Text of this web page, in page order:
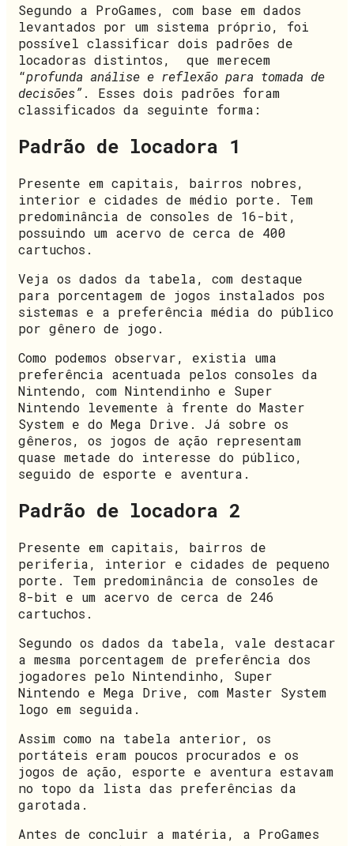
Segundo a ProGames, com base em dados
levantados por um sistema próprio, foi
possível classificar dois padrões de
locadoras distintos, que merecem
“profunda análise e reflexão para tomada de
decisões” . Esses dois padrões foram
classificados da seguinte forma:
Padrão de locadora 1
Presente em capitais, bairros nobres,
interior e cidades de médio porte. Tem
predominância de consoles de 16-bit,
possuindo um acervo de cerca de 400
cartuchos.
Veja os dados da tabela, com destaque
para porcentagem de jogos instalados pos
sistemas e a preferência média do público
por gênero de jogo.
Como podemos observar, existia uma
preferência acentuada pelos consoles da
Nintendo, com Nintendinho e Super
Nintendo levemente à frente do Master
System e do Mega Drive. Já sobre os
gêneros, os jogos de ação representam
quase metade do interesse do público,
seguido de esporte e aventura.
Padrão de locadora 2
Presente em capitais, bairros de
periferia, interior e cidades de pequeno
porte. Tem predominância de consoles de
8-bit e um acervo de cerca de 246
cartuchos.
Segundo os dados da tabela, vale destacar
a mesma porcentagem de preferência dos
jogadores pelo Nintendinho, Super
Nintendo e Mega Drive, com Master System
logo em seguida.
Assim como na tabela anterior, os
portáteis eram poucos procurados e os
jogos de ação, esporte e aventura estavam
no topo da lista das preferências da
garotada.
Antes de concluir a matéria, a ProGames